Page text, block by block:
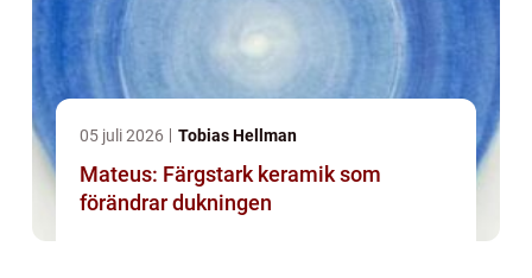
05 juli 2026 Tobias Hellman
Mateus: Färgstark keramik som
förändrar dukningen